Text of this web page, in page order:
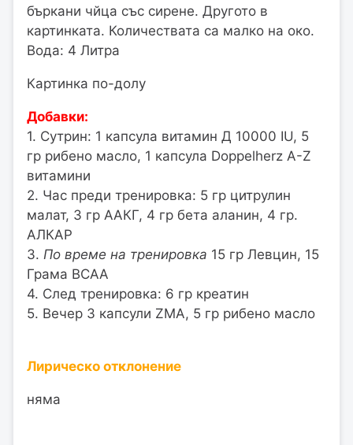
бъркани чйца със сирене. Другото в
картинката. Количествата са малко на око.
Вода: 4 Литра
Картинка по-долу
Добавки:
1. Сутрин: 1 капсула витамин Д 10000 IU, 5
гр рибено масло, 1 капсула Doppelherz A-Z
витамини
2. Час преди тренировка: 5 гр цитрулин
малат, 3 гр ААКГ, 4 гр бета аланин, 4 гр.
АЛКАР
3. По време на тренировка 15 гр Левцин, 15
Грама BCAA
4. След тренировка: 6 гр креатин
5. Вечер 3 капсули ZMA, 5 гр рибено масло
Лирическо отклонение
няма